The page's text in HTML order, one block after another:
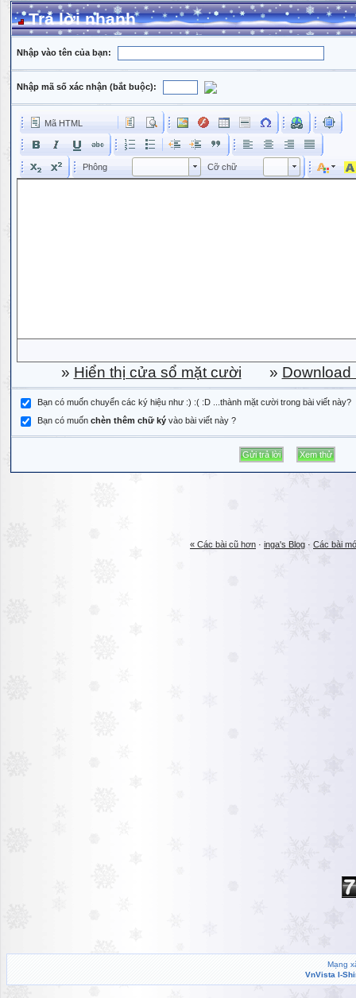
Trả lời nhanh
Nhập vào tên của bạn:
Nhập mã số xác nhận (bắt buộc):
Mã HTML
Phông Phông Cỡ chữ Kích cỡ phông
» Hiển thị cửa sổ mặt cười » Download
Bạn có muốn chuyển các ký hiệu như :) :( :D ...thành mặt cười trong bài viết này?
Bạn có muốn chèn thêm chữ ký vào bài viết này ?
« Các bài cũ hơn · inga's Blog · Các bài
Mạng
VnVista I-